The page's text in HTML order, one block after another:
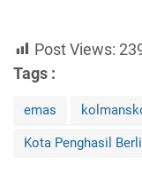
Post Views:
Tags :
emas
Kota Penghasil